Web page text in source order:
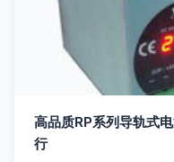
高品质RP系列导轨式
行